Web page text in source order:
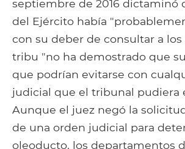
septiembre de 2016 dictaminó
del Ejército había
con su deber de consultar a los
tribu "no ha demostrado que
que podrían evitarse con
judicial que el tribunal pudiera
Aunque el juez negó la
de una orden judicial para
oleoducto, los departamentos